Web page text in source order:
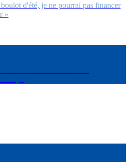
d'été, je ne pourrai pas financer
»